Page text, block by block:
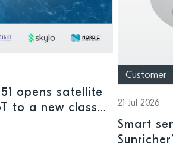
opens satellite
to a new class
Customer
21 Jul 2026
Smart